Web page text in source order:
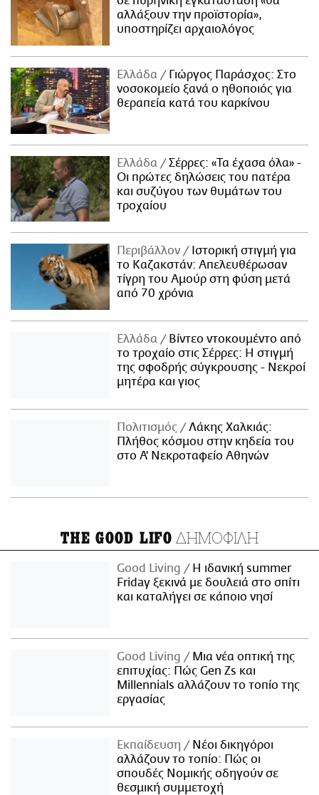
αλλάξουν την προϊστορία»,
υποστηρίζει αρχαιολόγος
Ελλάδα
Γιώργος Παράσχος: Στο
νοσοκομείο ξανά ο ηθοποιός για
θεραπεία κατά του καρκίνου
Ελλάδα
Σέρρες: «Τα έχασα όλα» -
Οι πρώτες δηλώσεις του πατέρα
και συζύγου των θυμάτων του
τροχαίου
Περιβάλλον
Ιστορική στιγμή για
το Καζακστάν: Απελευθέρωσαν
τίγρη του Αμούρ στη φύση μετά
από 70 χρόνια
Ελλάδα
Βίντεο ντοκουμέντο από
το τροχαίο στις Σέρρες: Η στιγμή
της σφοδρής σύγκρουσης - Νεκροί
μητέρα και γιος
Πολιτισμός
Λάκης Χαλκιάς:
Πλήθος κόσμου στην κηδεία του
στο Α' Νεκροταφείο Αθηνών
THE GOOD LIFO ΔΗΜΟΦΙΛΗ
Good Living
Η ιδανική summer
Friday ξεκινά με δουλειά στο σπίτι
και καταλήγει σε κάποιο νησί
Good Living
Μια νέα οπτική της
επιτυχίας: Πώς Gen Zs και
Millennials αλλάζουν το τοπίο της
εργασίας
Εκπαίδευση
Νέοι δικηγόροι
αλλάζουν το τοπίο: Πώς οι
σπουδές Νομικής οδηγούν σε
θεσμική συμμετοχή